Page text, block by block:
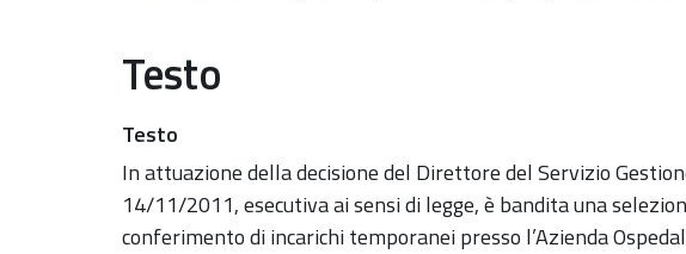
Testo
Testo
In attuazione della decisione del Direttore del Servizio
14/11/2011, esecutiva ai sensi di legge, è bandita una
conferimento di incarichi temporanei presso l’Azienda